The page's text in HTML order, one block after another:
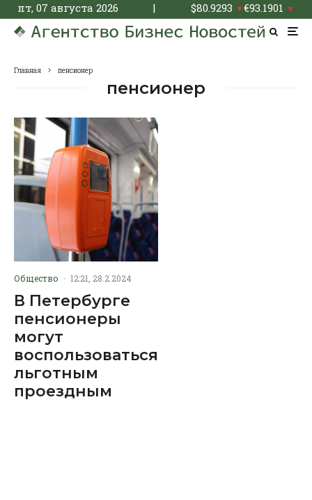
пт, 07 августа 2026 | $80.9293 ▼€93.1901 ▼
Главная пенсионер
пенсионер
Общество · 12:21, 28.2.2024
В Петербурге
пенсионеры
могут
воспользоваться
льготным
проездным